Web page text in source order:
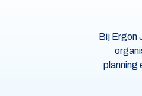
Bij Ergon
planning